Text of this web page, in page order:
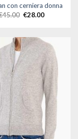
con cerniera donna
45.00 €28.00